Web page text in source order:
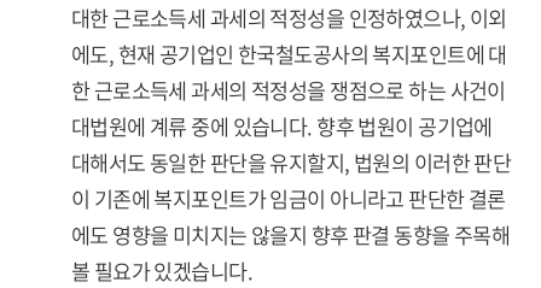
대한 근로소득세 과세의 적정성을 인정하였으나, 이외
에도, 현재 공기업인 한국철도공사의 복지포인트에 대
한 근로소득세 과세의 적정성을 쟁점으로 하는 사건이
대법원에 계류 중에 있습니다. 향후 법원이 공기업에
대해서도 동일한 판단을 유지할지, 법원의 이러한 판단
이 기존에 복지포인트가 임금이 아니라고 판단한 결론
에도 영향을 미치지는 않을지 향후 판결 동향을 주목해
볼 필요가 있겠습니다.